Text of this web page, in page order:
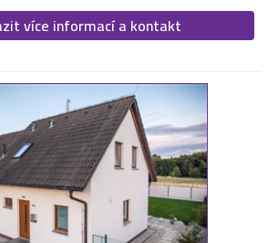
více informací a kontakt